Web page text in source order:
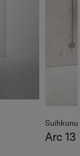
Arc 13